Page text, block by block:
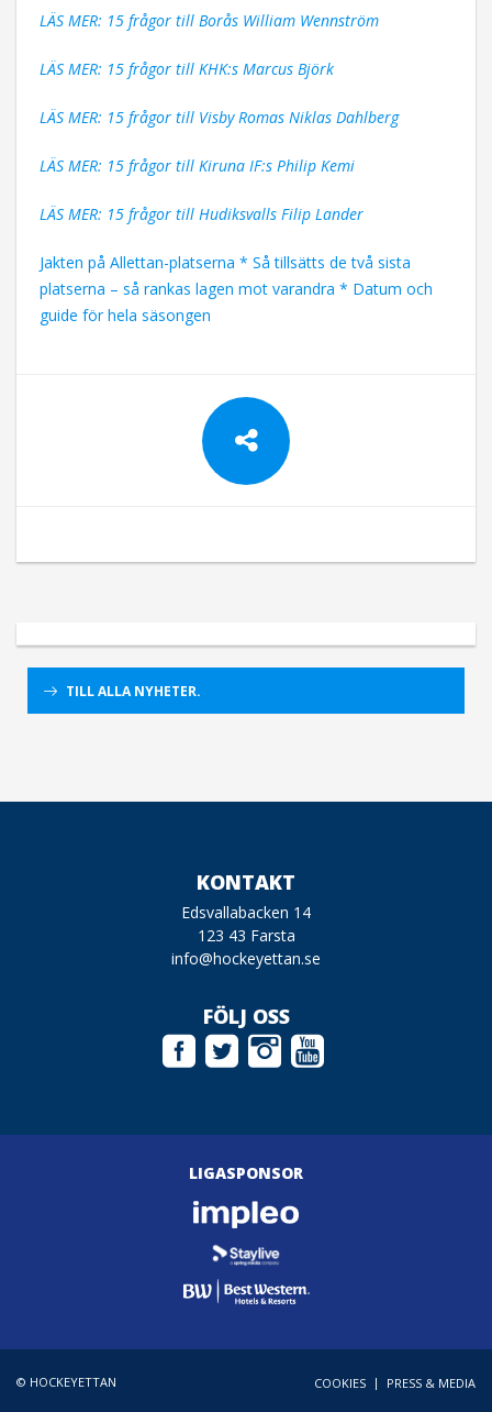
LÄS MER: 15 frågor till Borås William Wennström
LÄS MER: 15 frågor till KHK:s Marcus Björk
LÄS MER: 15 frågor till Visby Romas Niklas Dahlberg
LÄS MER: 15 frågor till Kiruna IF:s Philip Kemi
LÄS MER: 15 frågor till Hudiksvalls Filip Lander
Jakten på Allettan-platserna * Så tillsätts de två sista
platserna – så rankas lagen mot varandra * Datum och
guide för hela säsongen
TILL ALLA NYHETER.
KONTAKT
Edsvallabacken 14
123 43 Farsta
info@hockeyettan.se
FÖLJ OSS
LIGASPONSOR
© HOCKEYETTAN COOKIES | PRESS & MEDIA